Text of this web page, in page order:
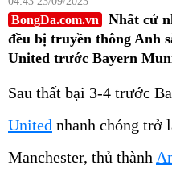
BongDa.com.vn
Nhất cử
đều bị truyền thông Anh
United trước Bayern
Sau thất bại 3-4 trước
United nhanh chóng trở
Manchester, thủ thành